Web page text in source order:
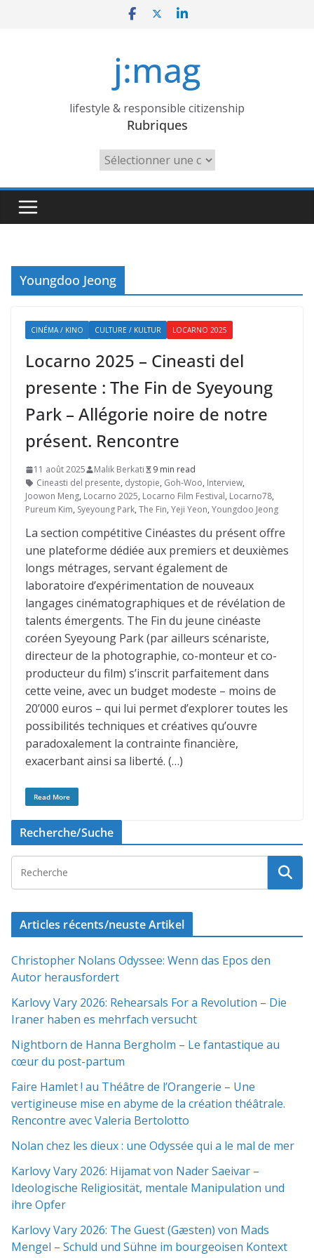
j:mag
lifestyle & responsible citizenship
Rubriques
Rubriques
Youngdoo Jeong
CINÉMA / KINO CULTURE / KULTUR LOCARNO 2025
Locarno 2025 – Cineasti del
presente : The Fin de Syeyoung
Park – Allégorie noire de notre
présent. Rencontre
11 août 2025 Malik Berkati
9 min read
Cineasti del presente, dystopie, Goh-Woo, Interview,
Joowon Meng, Locarno 2025, Locarno Film Festival, Locarno78,
Pureum Kim, Syeyoung Park, The Fin, Yeji Yeon, Youngdoo Jeong
La section compétitive Cinéastes du présent offre
une plateforme dédiée aux premiers et deuxièmes
longs métrages, servant également de
laboratoire d’expérimentation de nouveaux
langages cinématographiques et de révélation de
talents émergents. The Fin du jeune cinéaste
coréen Syeyoung Park (par ailleurs scénariste,
directeur de la photographie, co-monteur et co-
producteur du film) s’inscrit parfaitement dans
cette veine, avec un budget modeste – moins de
20’000 euros – qui lui permet d’explorer toutes les
possibilités techniques et créatives qu’ouvre
paradoxalement la contrainte financière,
exacerbant ainsi sa liberté. (…)
Read More
Recherche/Suche
Articles récents/neuste Artikel
Christopher Nolans Odyssee: Wenn das Epos den
Autor herausfordert
Karlovy Vary 2026: Rehearsals For a Revolution – Die
Iraner haben es mehrfach versucht
Nightborn de Hanna Bergholm – Le fantastique au
cœur du post-partum
Faire Hamlet ! au Théâtre de l’Orangerie – Une
vertigineuse mise en abyme de la création théâtrale.
Rencontre avec Valeria Bertolotto
Nolan chez les dieux : une Odyssée qui a le mal de mer
Karlovy Vary 2026: Hijamat von Nader Saeivar​​ –
Ideologische Religiosität, mentale Manipulation und
ihre Opfer
Karlovy Vary 2026: The Guest (Gæsten) von Mads
Mengel – Schuld und Sühne im bourgeoisen Kontext